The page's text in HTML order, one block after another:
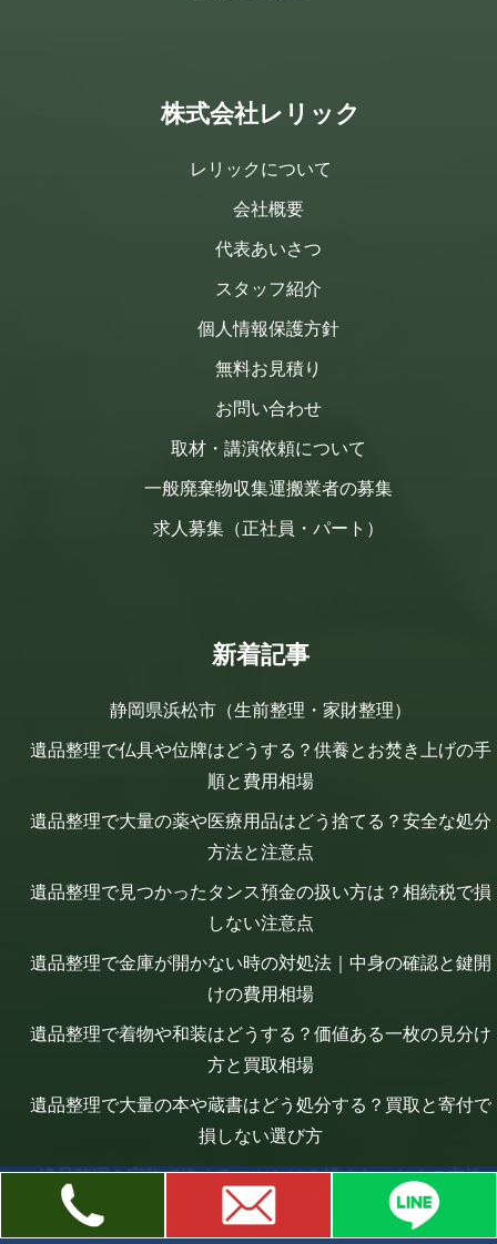
株式会社レリック
レリックについて
会社概要
代表あいさつ
スタッフ紹介
個人情報保護方針
無料お見積り
お問い合わせ
取材・講演依頼について
一般廃棄物収集運搬業者の募集
求人募集（正社員・パート）
新着記事
静岡県浜松市（生前整理・家財整理）
遺品整理で仏具や位牌はどうする？供養とお焚き上げの手
順と費用相場
遺品整理で大量の薬や医療用品はどう捨てる？安全な処分
方法と注意点
遺品整理で見つかったタンス預金の扱い方は？相続税で損
しない注意点
遺品整理で金庫が開かない時の対処法｜中身の確認と鍵開
けの費用相場
遺品整理で着物や和装はどうする？価値ある一枚の見分け
方と買取相場
遺品整理で大量の本や蔵書はどう処分する？買取と寄付で
損しない選び方
遺品整理を家族で進めるコツとは？揉めないための方法
遺品整理で思い出の品はどう残す？後悔しない整理方法